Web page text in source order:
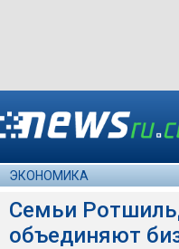
ЭКОНОМИКА
Семьи
объединяют